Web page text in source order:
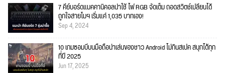
7 คีย์บอร์ดแมคคานิคอลน่าใช้ ไฟ RGB จัดเต็ม ถอดสวิตช์เปลี่ยนได้
ถูกใจสายโมฯ เริ่มแค่ 1,035 บาทเอง!
Sep 4, 2024
10 เกมซอมบี้บนมือถือน่าเล่นของชาว Android ไม่กินสเปค สนุกได้ทุก
ที่ปี 2025
Jun 17, 2025